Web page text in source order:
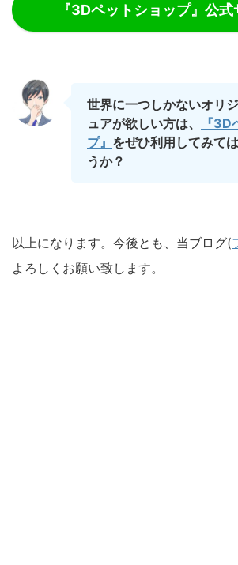
『3Dペットショップ』公式
世界に一つしかないオリ
ュアが欲しい方は、
『3D
プ』 をぜひ利用してみて
うか？
以上になります。今後とも、当ブログ(
よろしくお願い致します。